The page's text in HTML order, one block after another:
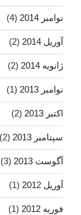
نوامبر 2014 (4)
آوریل 2014 (2)
ژانویه 2014 (2)
نوامبر 2013 (1)
اکتبر 2013 (2)
سپتامبر 2013 (2)
آگوست 2013 (3)
آوریل 2012 (1)
فوریه 2012 (1)